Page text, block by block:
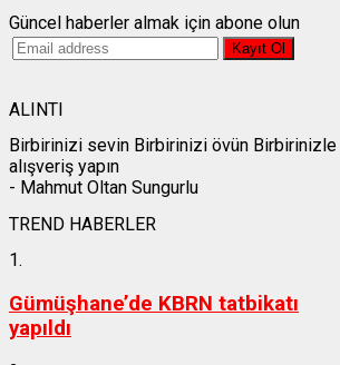
Güncel haberler almak için abone olun
ALINTI
Birbirinizi sevin Birbirinizi övün Birbirinizle
alışveriş yapın
- Mahmut Oltan Sungurlu
TREND HABERLER
1.
Gümüşhane’de KBRN tatbikatı
yapıldı